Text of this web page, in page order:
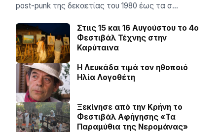
post-punk της δεκαετίας του 1980 έως τα σ…
Στιις 15 και 16 Αυγούστου το 4ο
Φεστιβάλ Τέχνης στην
Καρύταινα
Η Λευκάδα τιμά τον ηθοποιό
Ηλία Λογοθέτη
Ξεκίνησε από την Κρήνη το
Φεστιβάλ Αφήγησης «Τα
Παραμύθια της Νερομάνας»